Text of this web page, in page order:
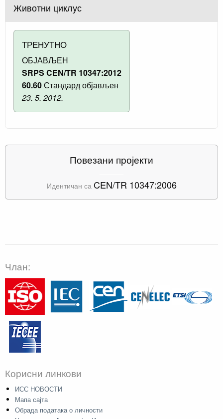
Животни циклус
ТРЕНУТНО
ОБЈАВЉЕН
SRPS CEN/TR 10347:2012
60.60Стандард објављен
23. 5. 2012.
Повезани пројекти
Идентичан са CEN/TR 10347:2006
Члан:
Корисни линкови
ИСС НОВОСТИ
Мапа сајта
Обрада података о личности